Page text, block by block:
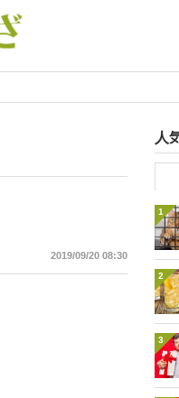
2019/09/20 08:30
人
1
2
3